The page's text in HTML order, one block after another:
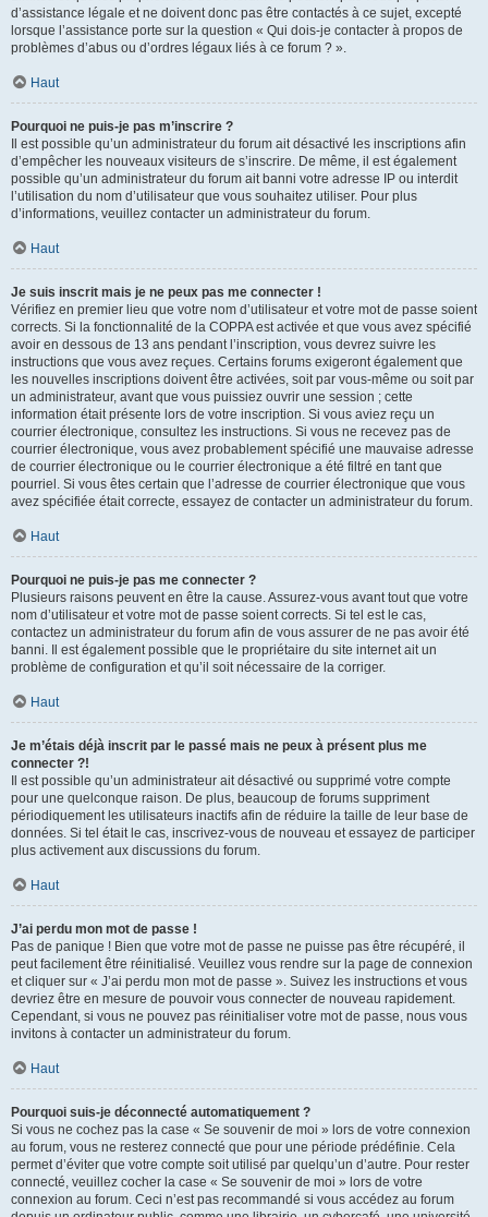
d’assistance légale et ne doivent donc pas être contactés à ce sujet, excepté
lorsque l’assistance porte sur la question « Qui dois-je contacter à propos de
problèmes d’abus ou d’ordres légaux liés à ce forum ? ».
Haut
Pourquoi ne puis-je pas m’inscrire ?
Il est possible qu’un administrateur du forum ait désactivé les inscriptions afin
d’empêcher les nouveaux visiteurs de s’inscrire. De même, il est également
possible qu’un administrateur du forum ait banni votre adresse IP ou interdit
l’utilisation du nom d’utilisateur que vous souhaitez utiliser. Pour plus
d’informations, veuillez contacter un administrateur du forum.
Haut
Je suis inscrit mais je ne peux pas me connecter !
Vérifiez en premier lieu que votre nom d’utilisateur et votre mot de passe soient
corrects. Si la fonctionnalité de la COPPA est activée et que vous avez spécifié
avoir en dessous de 13 ans pendant l’inscription, vous devrez suivre les
instructions que vous avez reçues. Certains forums exigeront également que
les nouvelles inscriptions doivent être activées, soit par vous-même ou soit par
un administrateur, avant que vous puissiez ouvrir une session ; cette
information était présente lors de votre inscription. Si vous aviez reçu un
courrier électronique, consultez les instructions. Si vous ne recevez pas de
courrier électronique, vous avez probablement spécifié une mauvaise adresse
de courrier électronique ou le courrier électronique a été filtré en tant que
pourriel. Si vous êtes certain que l’adresse de courrier électronique que vous
avez spécifiée était correcte, essayez de contacter un administrateur du forum.
Haut
Pourquoi ne puis-je pas me connecter ?
Plusieurs raisons peuvent en être la cause. Assurez-vous avant tout que votre
nom d’utilisateur et votre mot de passe soient corrects. Si tel est le cas,
contactez un administrateur du forum afin de vous assurer de ne pas avoir été
banni. Il est également possible que le propriétaire du site internet ait un
problème de configuration et qu’il soit nécessaire de la corriger.
Haut
Je m’étais déjà inscrit par le passé mais ne peux à présent plus me
connecter ?!
Il est possible qu’un administrateur ait désactivé ou supprimé votre compte
pour une quelconque raison. De plus, beaucoup de forums suppriment
périodiquement les utilisateurs inactifs afin de réduire la taille de leur base de
données. Si tel était le cas, inscrivez-vous de nouveau et essayez de participer
plus activement aux discussions du forum.
Haut
J’ai perdu mon mot de passe !
Pas de panique ! Bien que votre mot de passe ne puisse pas être récupéré, il
peut facilement être réinitialisé. Veuillez vous rendre sur la page de connexion
et cliquer sur « J’ai perdu mon mot de passe ». Suivez les instructions et vous
devriez être en mesure de pouvoir vous connecter de nouveau rapidement.
Cependant, si vous ne pouvez pas réinitialiser votre mot de passe, nous vous
invitons à contacter un administrateur du forum.
Haut
Pourquoi suis-je déconnecté automatiquement ?
Si vous ne cochez pas la case « Se souvenir de moi » lors de votre connexion
au forum, vous ne resterez connecté que pour une période prédéfinie. Cela
permet d’éviter que votre compte soit utilisé par quelqu’un d’autre. Pour rester
connecté, veuillez cocher la case « Se souvenir de moi » lors de votre
connexion au forum. Ceci n’est pas recommandé si vous accédez au forum